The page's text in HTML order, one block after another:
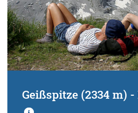
Geißspitze (2334 m)